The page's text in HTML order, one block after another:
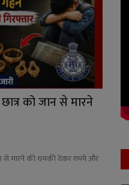
को जान से मारने
से मारने की धमकी देकर रुपये और